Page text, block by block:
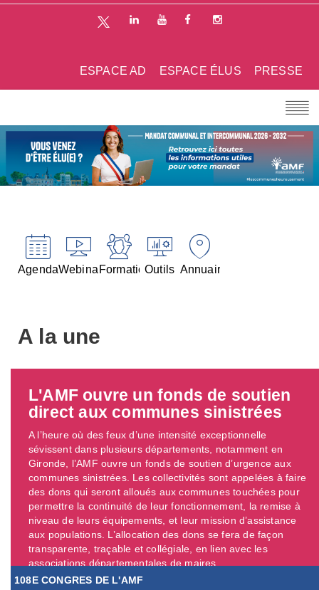
PRESSE
ESPACE ÉLUS
ESPACE AD
AgendaWebinairesFormationsOutils Annuaires
A la une
L'AMF ouvre un fonds de soutien
direct aux communes sinistrées
A l’heure où des feux d’une intensité exceptionnelle
sévissent dans plusieurs départements, notamment en
Gironde, l’AMF ouvre un fonds de soutien d’urgence aux
communes sinistrées. Les collectivités sont appelées à faire
des dons qui seront alloués aux communes touchées pour
permettre la continuité de leur fonctionnement, la remise à
niveau de leurs équipements, et leur mission d’assistance
aux populations. L’allocation des dons se fera de façon
transparente, traçable et collégiale, en lien avec les
associations départementales de maires. ...
108E CONGRES DE L'AMF